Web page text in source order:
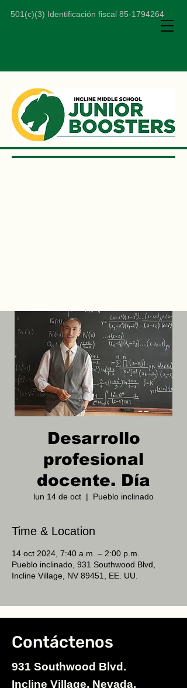
501(c)(3) Identificación fiscal 85-1794264
Desarrollo
profesional
docente. Día
lun 14 de oct
  |
Pueblo inclinado
Time & Location
14 oct 2024, 7:40 a.m. – 2:00 p.m.
Pueblo inclinado, 931 Southwood Blvd,
Incline Village, NV 89451, EE. UU.
Contáctenos
931 Southwood Blvd.
Incline Village, Nevada,